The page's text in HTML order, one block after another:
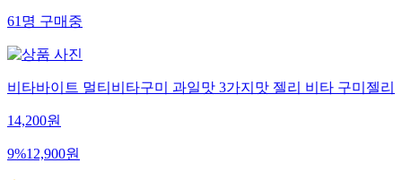
61명구매중
비타바이트 멀티비타구미 과일맛 3가지맛 젤리 비타 구미젤리
14,200원
9%12,900원